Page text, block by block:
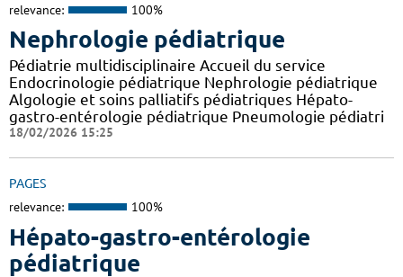
relevance: 100%
Nephrologie pédiatrique
Pédiatrie multidisciplinaire Accueil du service
Endocrinologie pédiatrique Nephrologie pédiatrique
Algologie et soins palliatifs pédiatriques Hépato-
gastro-entérologie pédiatrique Pneumologie pédiatri
18/02/2026 15:25
PAGES
relevance: 100%
Hépato-gastro-entérologie
pédiatrique